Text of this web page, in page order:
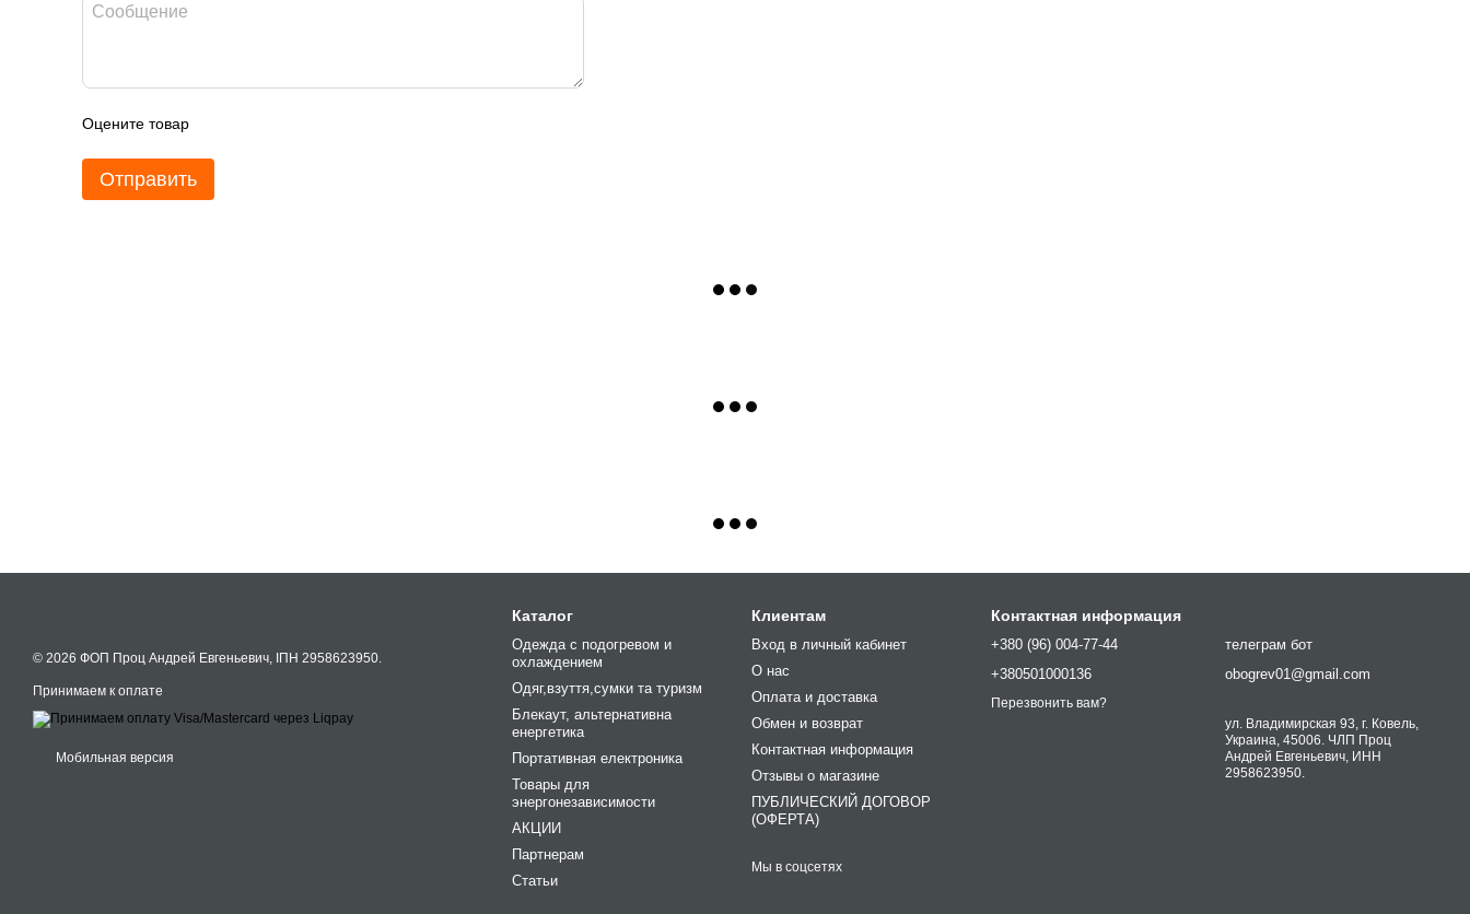
Оцените товар
Отправить
© 2026 ФОП Проц Андрей Евгеньевич, ІПН 2958623950.
Принимаем к оплате
Мобильная версия
Каталог
Одежда с подогревом и
охлаждением
Одяг,взуття,сумки та туризм
Блекаут, альтернативна
енергетика
Портативная електроника
Товары для
энергонезависимости
АКЦИИ
Партнерам
Статьи
Клиентам
Вход в личный кабинет
О нас
Оплата и доставка
Обмен и возврат
Контактная информация
Отзывы о магазине
ПУБЛИЧЕСКИЙ ДОГОВОР
(ОФЕРТА)
Мы в соцсетях
Контактная информация
+380 (96) 004-77-44
+380501000136
Перезвонить вам?
телеграм бот
obogrev01@gmail.com
ул. Владимирская 93, г. Ковель,
Украина, 45006. ЧЛП Проц
Андрей Евгеньевич, ИНН
2958623950.